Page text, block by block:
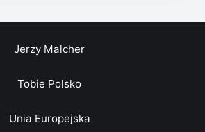
Jerzy Malcher
Tobie Polsko
Unia Europejska